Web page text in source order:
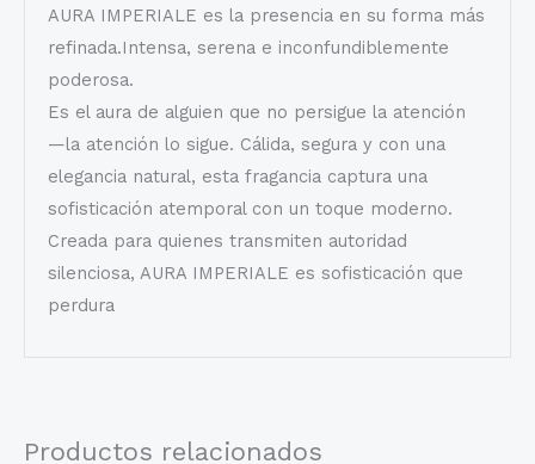
AURA IMPERIALE es la presencia en su forma más
refinada.Intensa, serena e inconfundiblemente
poderosa.
Es el aura de alguien que no persigue la atención
—la atención lo sigue. Cálida, segura y con una
elegancia natural, esta fragancia captura una
sofisticación atemporal con un toque moderno.
Creada para quienes transmiten autoridad
silenciosa, AURA IMPERIALE es sofisticación que
perdura
Productos relacionados